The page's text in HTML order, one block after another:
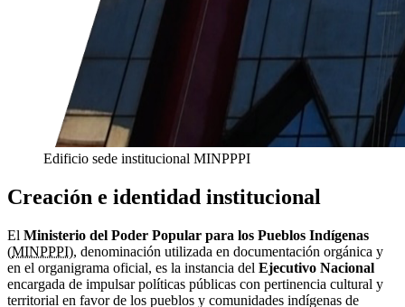
Edificio sede institucional MINPPPI
Creación e identidad institucional
El Ministerio del Poder Popular para los Pueblos Indígenas
(MINPPPI), denominación utilizada en documentación orgánica y
en el organigrama oficial, es la instancia del Ejecutivo Nacional
encargada de impulsar políticas públicas con pertinencia cultural y
territorial en favor de los pueblos y comunidades indígenas de